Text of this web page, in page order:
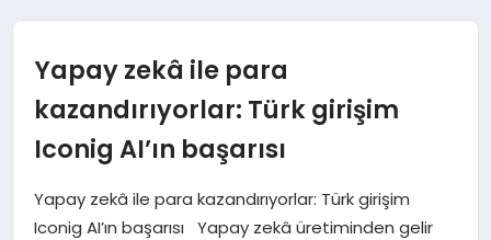
SPOR
SAĞLIK
EKONOMI
Yapay zekâ ile para
kazandırıyorlar: Türk girişim
Iconig AI’ın başarısı
Yapay zekâ ile para kazandırıyorlar: Türk girişim
Iconig AI’ın başarısı Yapay zekâ üretiminden gelir